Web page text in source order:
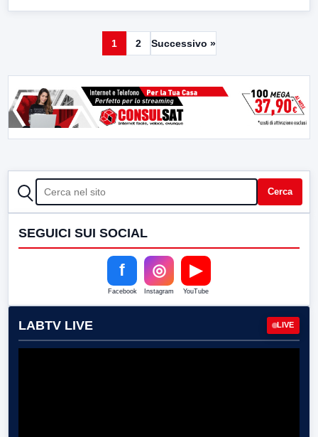
1 2 Successivo »
CERCA Cerca
SEGUICI SUI SOCIAL
f
Facebook
◎
Instagram
▶
YouTube
LABTV LIVE LIVE